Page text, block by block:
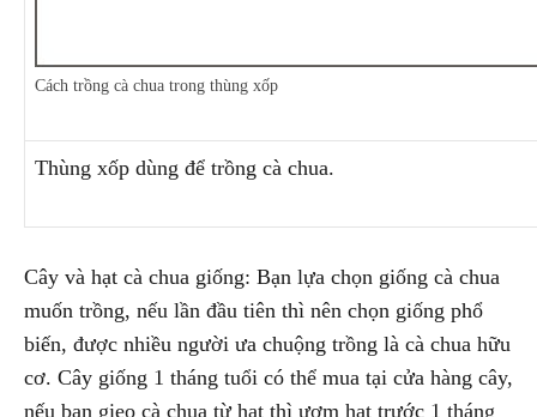
Cách trồng cà chua trong thùng xốp
Thùng xốp dùng để trồng cà chua.
Cây và hạt cà chua giống: Bạn lựa chọn giống cà chua
muốn trồng, nếu lần đầu tiên thì nên chọn giống phổ
biến, được nhiều người ưa chuộng trồng là cà chua hữu
cơ. Cây giống 1 tháng tuổi có thể mua tại cửa hàng cây,
nếu bạn gieo cà chua từ hạt thì ươm hạt trước 1 tháng